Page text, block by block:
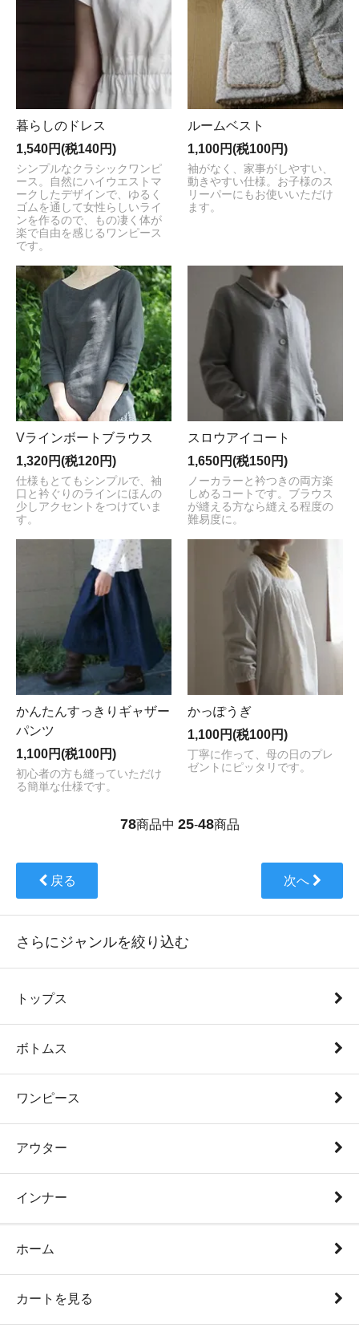
暮らしのドレス
1,540円(税140円)
シンプルなクラシックワンピ
ース。自然にハイウエストマ
ークしたデザインで、ゆるく
ゴムを通して女性らしいライ
ンを作るので、もの凄く体が
楽で自由を感じるワンピース
です。
ルームベスト
1,100円(税100円)
袖がなく、家事がしやすい、
動きやすい仕様。お子様のス
リーパーにもお使いいただけ
ます。
Vラインボートブラウス
1,320円(税120円)
仕様もとてもシンプルで、袖
口と衿ぐりのラインにほんの
少しアクセントをつけていま
す。
スロウアイコート
1,650円(税150円)
ノーカラーと衿つきの両方楽
しめるコートです。ブラウス
が縫える方なら縫える程度の
難易度に。
かんたんすっきりギャザー
パンツ
1,100円(税100円)
初心者の方も縫っていただけ
る簡単な仕様です。
かっぽうぎ
1,100円(税100円)
丁寧に作って、母の日のプレ
ゼントにピッタリです。
78商品中 25-48商品
戻る 次へ
さらにジャンルを絞り込む
トップス
ボトムス
ワンピース
アウター
インナー
ホーム
カートを見る